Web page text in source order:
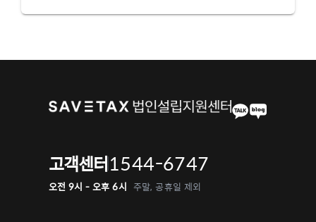
고객센터1544-6747
오전 9시 - 오후 6시 주말, 공휴일 제외